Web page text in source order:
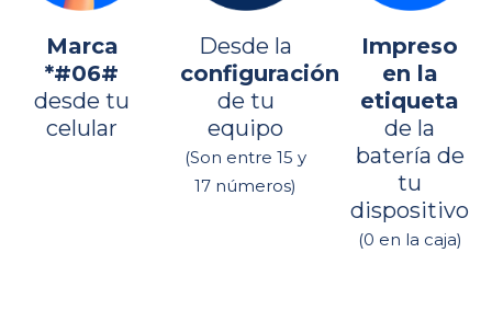
Marca
*#06#
desde tu
celular
Desde la
configuración
de tu
equipo
(Son entre 15 y
17 números)
Impreso
en la
etiqueta
de la
batería de
tu
dispositivo
(0 en la caja)